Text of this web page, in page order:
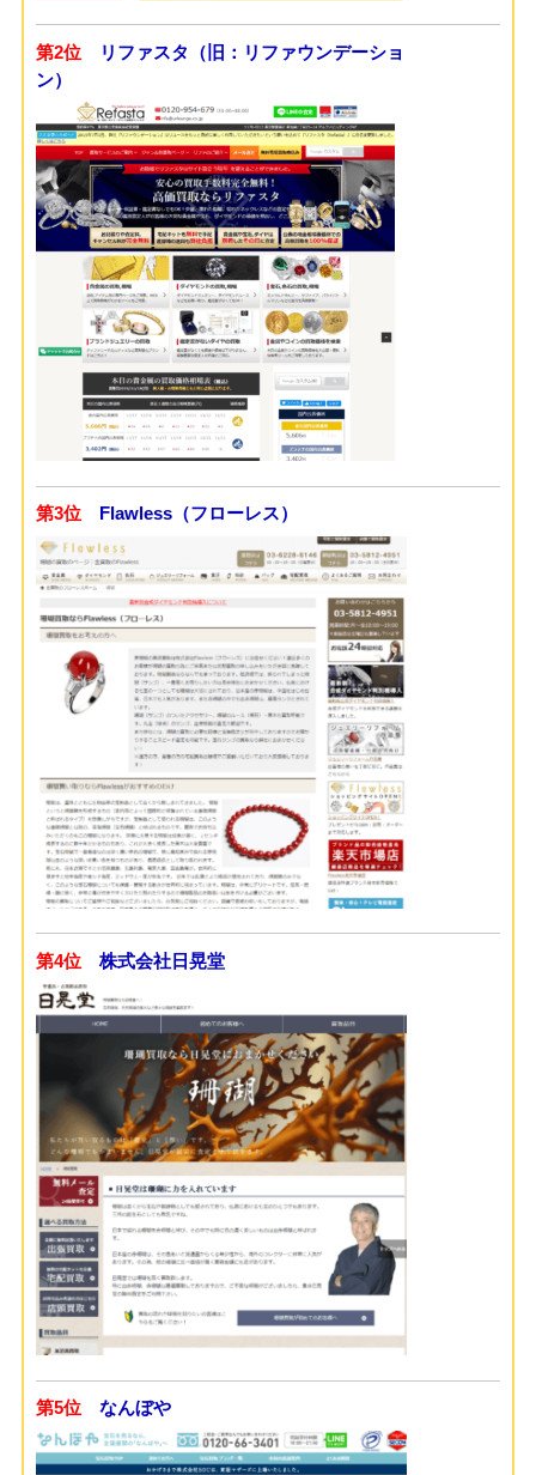
第2位
リファスタ（旧：リファウンデーショ
ン）
第3位 Flawless（フローレス）
第4位 株式会社日晃堂
第5位 なんぼや